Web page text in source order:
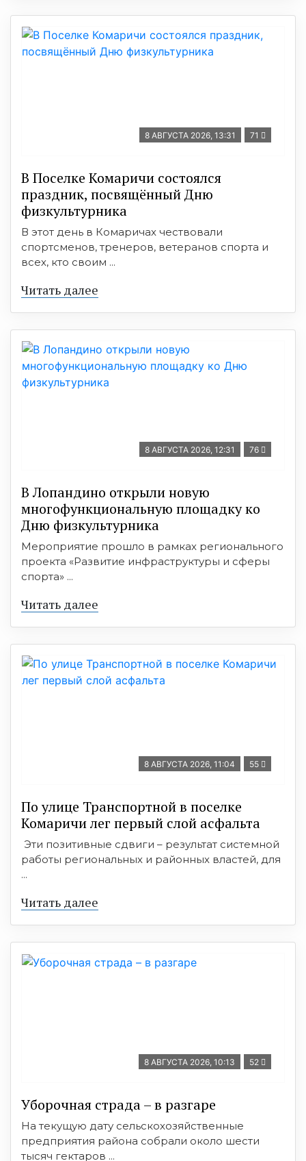
8 АВГУСТА 2026, 13:31 71
В Поселке Комаричи состоялся
праздник, посвящённый Дню
физкультурника
В этот день в Комаричах чествовали
спортсменов, тренеров, ветеранов спорта и
всех, кто своим ...
Читать далее
8 АВГУСТА 2026, 12:31 76
В Лопандино открыли новую
многофункциональную площадку ко
Дню физкультурника
Мероприятие прошло в рамках регионального
проекта «Развитие инфраструктуры и сферы
спорта» ...
Читать далее
8 АВГУСТА 2026, 11:04 55
По улице Транспортной в поселке
Комаричи лег первый слой асфальта
Эти позитивные сдвиги – результат системной
работы региональных и районных властей, для
...
Читать далее
8 АВГУСТА 2026, 10:13 52
Уборочная страда – в разгаре
На текущую дату сельскохозяйственные
предприятия района собрали около шести
тысяч гектаров ...